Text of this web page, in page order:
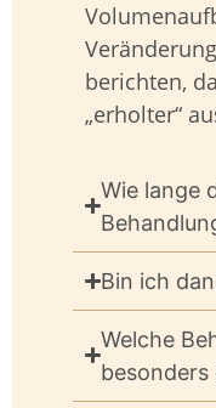
berichten,
„erholter“
Wie lange
Bin ich
Welche